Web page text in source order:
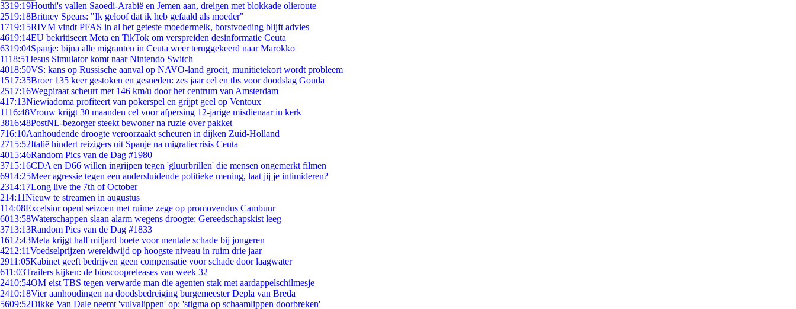
3319:19Houthi's vallen Saoedi-Arabië en Jemen aan, dreigen met blokkade olieroute
2519:18Britney Spears: "Ik geloof dat ik heb gefaald als moeder"
1719:15RIVM vindt PFAS in al het geteste moedermelk, borstvoeding blijft advies
4619:14EU bekritiseert Meta en TikTok om verspreiden desinformatie Ceuta
6319:04Spanje: bijna alle migranten in Ceuta weer teruggekeerd naar Marokko
1118:51Jesus Simulator komt naar Nintendo Switch
4018:50VS: kans op Russische aanval op NAVO-land groeit, munitietekort wordt probleem
1517:35Broer 135 keer gestoken en gesneden: zes jaar cel en tbs voor doodslag Gouda
2517:16Wegpiraat scheurt met 146 km/u door het centrum van Amsterdam
417:13Niewiadoma profiteert van pokerspel en grijpt geel op Ventoux
1116:48Vrouw krijgt 30 maanden cel voor afpersing 12-jarige misdienaar in kerk
3816:48PostNL-bezorger steekt bewoner na ruzie over pakket
716:10Aanhoudende droogte veroorzaakt scheuren in dijken Zuid-Holland
2715:52Italië hindert reizigers uit Spanje na migratiecrisis Ceuta
4015:46Random Pics van de Dag #1980
3715:16CDA en D66 willen ingrijpen tegen 'gluurbrillen' die mensen ongemerkt filmen
6914:25Meer agressie tegen een andersluidende politieke mening, laat jij je intimideren?
2314:17Long live the 7th of October
214:11Nieuw te streamen in augustus
114:08Excelsior opent seizoen met ruime zege op promovendus Cambuur
6013:58Waterschappen slaan alarm wegens droogte: Gereedschapskist leeg
3713:13Random Pics van de Dag #1833
1612:43Meta krijgt half miljard boete voor mentale schade bij jongeren
4212:11Voedselprijzen wereldwijd op hoogste niveau in ruim drie jaar
2911:05Kabinet geeft bedrijven geen compensatie voor schade door laagwater
611:03Trailers kijken: de bioscoopreleases van week 32
2410:54OM eist TBS tegen verwarde man die agenten stak met aardappelschilmesje
2410:18Vier aanhoudingen na doodsbedreiging burgemeester Depla van Breda
5609:52Dikke Van Dale neemt 'vulvalippen' op: 'stigma op schaamlippen doorbreken'